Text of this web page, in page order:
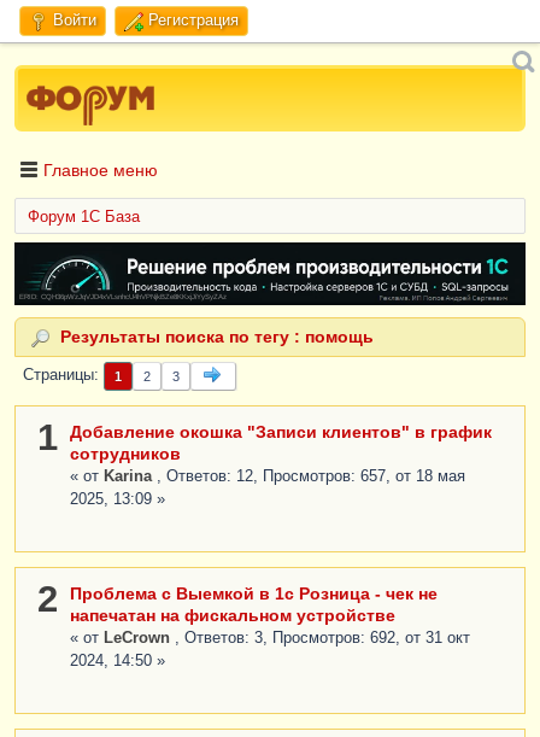
Войти Регистрация
Главное меню
Форум 1C База
ERID: CQH36pWzJqVJD4xVLsnhcU4hVPNjkBZe8KKxjJiYySyZAz
Результаты поиска по тегу : помощь
Страницы 1 2 3
1
Добавление окошка "Записи клиентов" в график
сотрудников
« от Karina
, Ответов: 12, Просмотров: 657, от 18 мая
2025, 13:09 »
2
Проблема с Выемкой в 1с Розница - чек не
напечатан на фискальном устройстве
« от LeCrown
, Ответов: 3, Просмотров: 692, от 31 окт
2024, 14:50 »